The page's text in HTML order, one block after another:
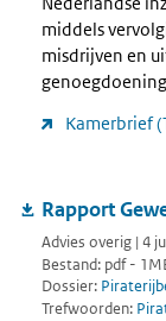
middels
misdrijven en
Kamerbrief
Rapport
Advies overig | 4
Bestand: pdf -
Dossier:
Trefwoorden: